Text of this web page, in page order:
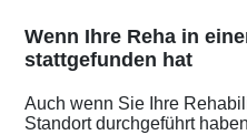
Wenn Ihre Reha in
stattgefunden hat
Auch wenn Sie Ihre
Standort durchgeführt